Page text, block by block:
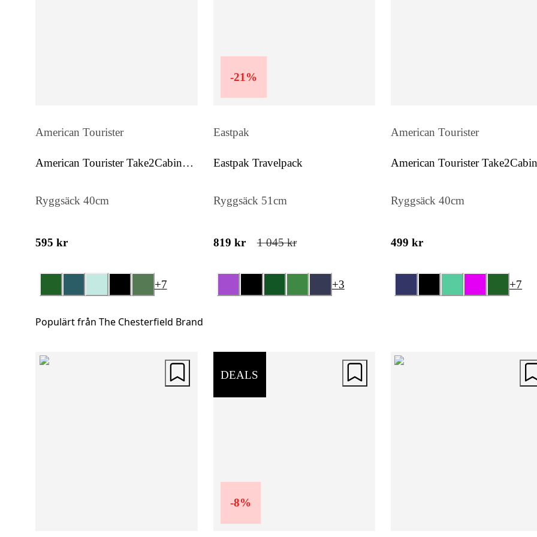
American Tourister
American Tourister Take2Cabin
Ryggsäck 40cm
595 kr
+7
-21 %
Eastpak
Eastpak Travelpack
Ryggsäck 51cm
819 kr 1 045 kr
+3
American Tourister
American Tourister Take2Cabin
Ryggsäck 40cm
499 kr
+7
Populärt från The Chesterfield Brand
DEALS
-8%